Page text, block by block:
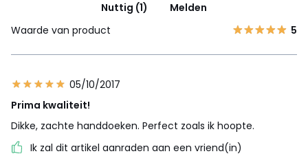
Nuttig (1)
Melden
Waarde van product
5
05/10/2017
Prima kwaliteit!
Dikke, zachte handdoeken. Perfect zoals ik hoopte.
Ik zal dit artikel aanraden aan een vriend(in)